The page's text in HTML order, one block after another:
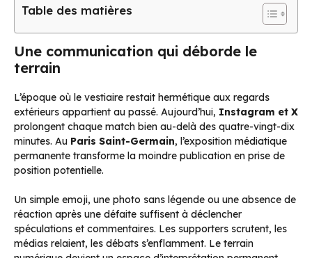
Table des matières
Une communication qui déborde le
terrain
L’époque où le vestiaire restait hermétique aux regards
extérieurs appartient au passé. Aujourd’hui, Instagram et X
prolongent chaque match bien au-delà des quatre-vingt-dix
minutes. Au Paris Saint-Germain, l’exposition médiatique
permanente transforme la moindre publication en prise de
position potentielle.
Un simple emoji, une photo sans légende ou une absence de
réaction après une défaite suffisent à déclencher
spéculations et commentaires. Les supporters scrutent, les
médias relaient, les débats s’enflamment. Le terrain